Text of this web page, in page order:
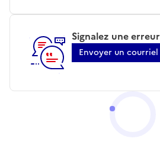
Signalez une erreur
Envoyer un courriel